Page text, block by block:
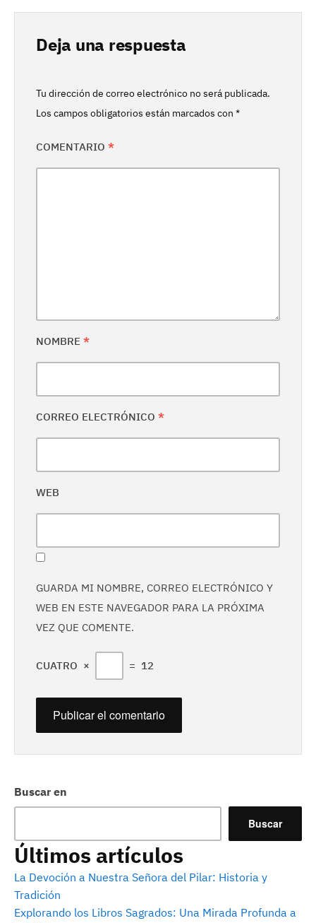
Buscar en
Buscar
Últimos artículos
La Devoción a Nuestra Señora del Pilar: Historia y
Tradición
Explorando los Libros Sagrados: Una Mirada Profunda a
Deja una respuesta
Tu dirección de correo electrónico no será publicada.
Los campos obligatorios están marcados con *
COMENTARIO *
NOMBRE *
CORREO ELECTRÓNICO *
WEB
GUARDA MI NOMBRE, CORREO ELECTRÓNICO Y
WEB EN ESTE NAVEGADOR PARA LA PRÓXIMA
VEZ QUE COMENTE.
CUATRO × = 12